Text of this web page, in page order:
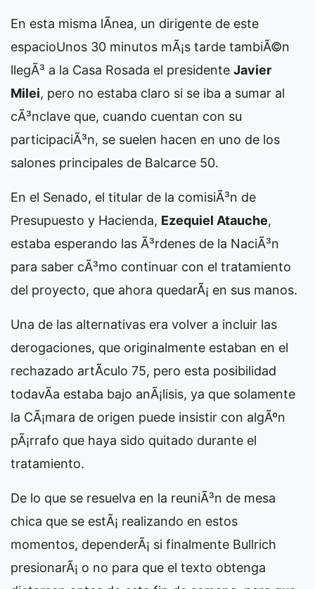
En esta misma lÃ­nea, un dirigente de este
espacioUnos 30 minutos mÃ¡s tarde tambiÃ©n
llegÃ³ a la Casa Rosada el presidente Javier
Milei, pero no estaba claro si se iba a sumar al
cÃ³nclave que, cuando cuentan con su
participaciÃ³n, se suelen hacen en uno de los
salones principales de Balcarce 50.
En el Senado, el titular de la comisiÃ³n de
Presupuesto y Hacienda, Ezequiel Atauche,
estaba esperando las Ã³rdenes de la NaciÃ³n
para saber cÃ³mo continuar con el tratamiento
del proyecto, que ahora quedarÃ¡ en sus manos.
Una de las alternativas era volver a incluir las
derogaciones, que originalmente estaban en el
rechazado artÃ­culo 75, pero esta posibilidad
todavÃ­a estaba bajo anÃ¡lisis, ya que solamente
la CÃ¡mara de origen puede insistir con algÃºn
pÃ¡rrafo que haya sido quitado durante el
tratamiento.
De lo que se resuelva en la reuniÃ³n de mesa
chica que se estÃ¡ realizando en estos
momentos, dependerÃ¡ si finalmente Bullrich
presionarÃ¡ o no para que el texto obtenga